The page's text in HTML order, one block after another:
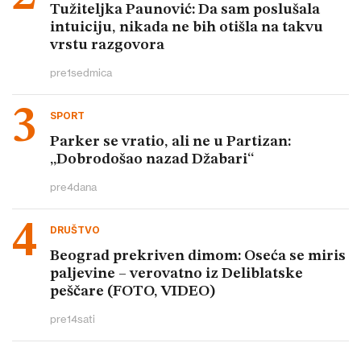
Tužiteljka Paunović: Da sam poslušala
intuiciju, nikada ne bih otišla na takvu
vrstu razgovora
pre1sedmica
SPORT
Parker se vratio, ali ne u Partizan:
„Dobrodošao nazad Džabari“
pre4dana
DRUŠTVO
Beograd prekriven dimom: Oseća se miris
paljevine – verovatno iz Deliblatske
peščare (FOTO, VIDEO)
pre14sati